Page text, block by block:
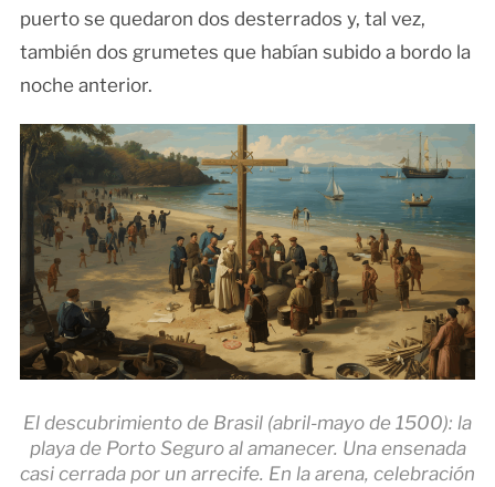
puerto se quedaron dos desterrados y, tal vez,
también dos grumetes que habían subido a bordo la
noche anterior.
El descubrimiento de Brasil (abril-mayo de 1500): la
playa de Porto Seguro al amanecer. Una ensenada
casi cerrada por un arrecife. En la arena, celebración